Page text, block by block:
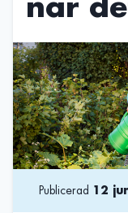
när
Publicerad 12